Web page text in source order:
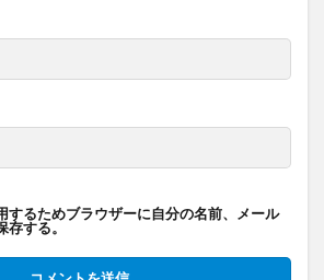
するためブラウザーに自分の名前、メール
する。